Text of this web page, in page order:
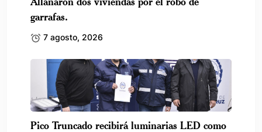
garrafas.
7 agosto, 2026
Pico Truncado recibirá luminarias LED como